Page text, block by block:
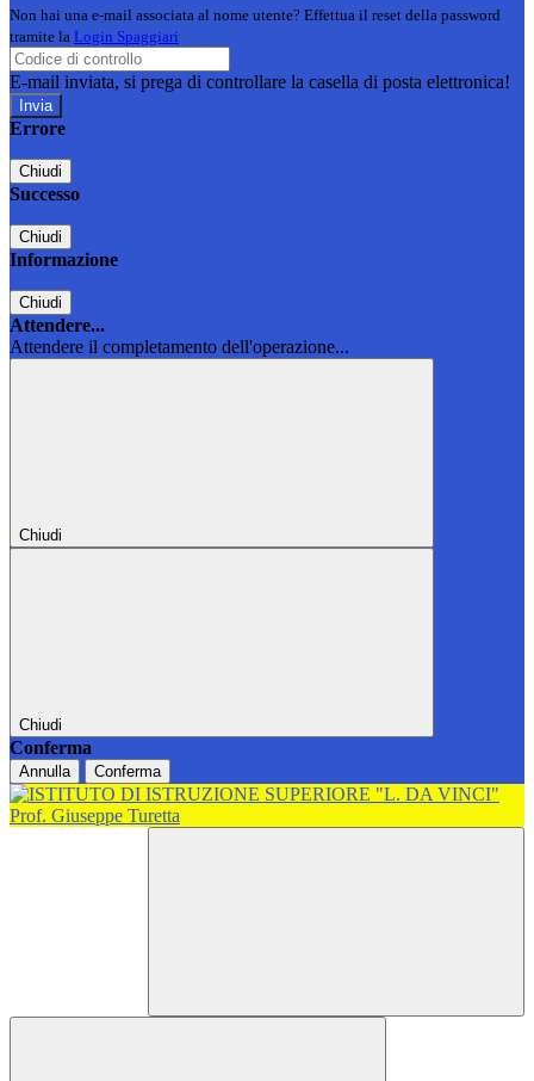
Non hai una e-mail associata al nome utente? Effettua il reset della password
tramite la Login Spaggiari
E-mail inviata, si prega di controllare la casella di posta elettronica!
Errore
Chiudi
Successo
Chiudi
Informazione
Chiudi
Attendere...
Attendere il completamento dell'operazione...
Chiudi
Chiudi
Conferma
Annulla Conferma